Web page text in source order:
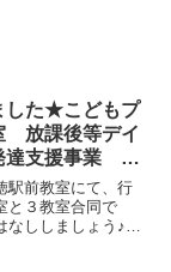
した★こどもプ
放課後等デイ
達支援事業 無
害 運動療育
南行徳 妙典
駅前教室にて、行
と３教室合同で
なししましょう♪」